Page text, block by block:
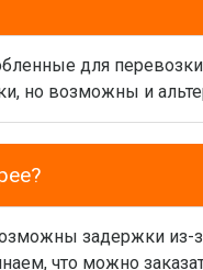
для
но возможны и
задержки из-
что можно